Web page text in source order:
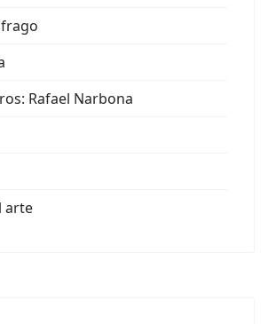
Rafael Narbona
arte